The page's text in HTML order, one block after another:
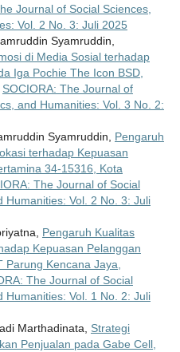
Journal of Social Sciences,
Vol. 2 No. 3: Juli 2025
Syamruddin,
di Media Sosial terhadap
Iga Pochie The Icon BSD,
SOCIORA: The Journal of
and Humanities: Vol. 3 No. 2:
Syamruddin, Pengaruh
terhadap Kepuasan
34-15316, Kota
The Journal of Social
Humanities: Vol. 2 No. 3: Juli
Pengaruh Kualitas
Kepuasan Pelanggan
Parung Kencana Jaya,
The Journal of Social
Humanities: Vol. 1 No. 2: Juli
Marthadinata, Strategi
Penjualan pada Gabe Cell,